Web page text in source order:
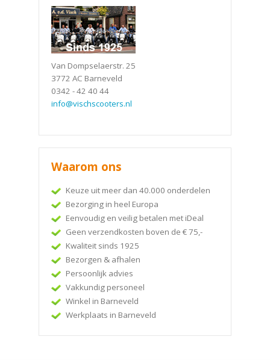
Van Dompselaerstr. 25
3772 AC Barneveld
0342 - 42 40 44
info@vischscooters.nl
Waarom ons
Keuze uit meer dan 40.000 onderdelen
Bezorging in heel Europa
Eenvoudig en veilig betalen met iDeal
Geen verzendkosten boven de € 75,-
Kwaliteit sinds 1925
Bezorgen & afhalen
Persoonlijk advies
Vakkundig personeel
Winkel in Barneveld
Werkplaats in Barneveld